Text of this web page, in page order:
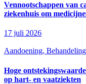
Vennootschappen van
ziekenhuis om
17 juli 2026
Aandoening,
Hoge
op hart- en vaatziekten